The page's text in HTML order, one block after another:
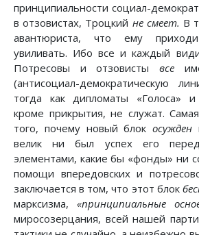
принципиальности социал-
в отзовистах, Троцкий не смеет. В
авантюриста, что ему
увиливать. Ибо все и каждый
Потресовы и отзовисты все
(антисоциал-демократическую
тогда как дипломаты «Голоса»
кроме прикрытия, не служат.
того, почему новый блок осужден
велик ни был успех его перед
элементами, какие бы «фонды» ни
помощи впередовских и
заключается в том, что этот блок
марксизма, «принципиальные
миросозерцания, всей нашей